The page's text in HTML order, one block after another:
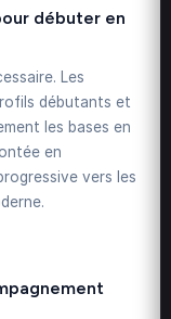
débuter en
Les
débutants et
les bases en
en
vers les